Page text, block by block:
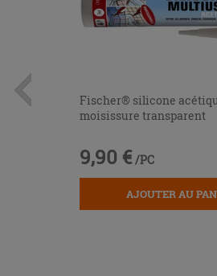
Fischer® silicone
moisissure transparent
9,90 € /PC
AJOUTER AU